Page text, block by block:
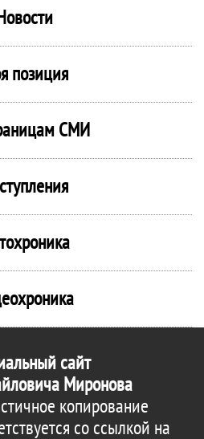
позиция
СМИ
сайт
Миронова
копирование
со ссылкой на